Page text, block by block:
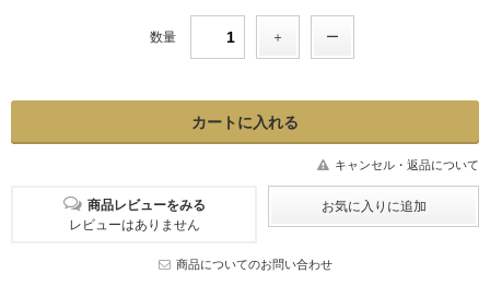
数量
キャンセル・返品について
商品レビューをみる
レビューはありません
商品についてのお問い合わせ